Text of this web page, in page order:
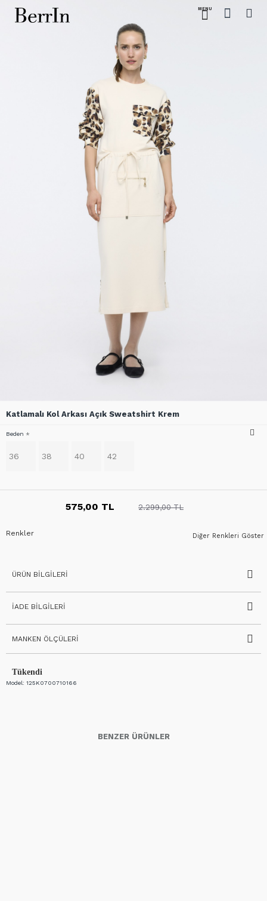
Katlamalı Kol Arkası Açık Sweatshirt Krem
Tükendi
Model: 125K0700710166
575,00 TL 2.299,00 TL
Beden
36 38 40 42
Diğer Renkleri Göster
Renkler
ÜRÜN BILGILERI
İADE BILGILERI
MANKEN ÖLÇÜLERI
BENZER ÜRÜNLER